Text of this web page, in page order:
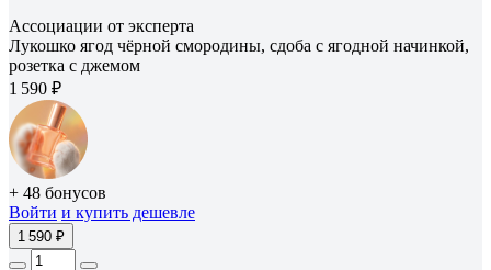
Ассоциации от эксперта
Лукошко ягод чёрной смородины, сдоба с ягодной начинкой,
розетка с джемом
1 590 ₽
+ 48 бонусов
Войти и купить дешевле
1 590 ₽